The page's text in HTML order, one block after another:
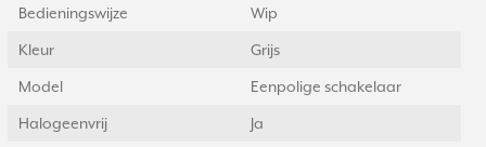
Bedieningswijze Wip
Kleur Grijs
Model Eenpolige schakelaar
Halogeenvrij Ja